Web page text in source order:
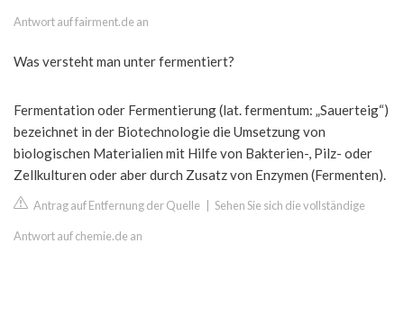
Antwort auf fairment.de an
Was versteht man unter fermentiert?
Fermentation oder Fermentierung (lat. fermentum: „Sauerteig“)
bezeichnet in der Biotechnologie die Umsetzung von
biologischen Materialien mit Hilfe von Bakterien-, Pilz- oder
Zellkulturen oder aber durch Zusatz von Enzymen (Fermenten).
Antrag auf Entfernung der Quelle Sehen Sie sich die vollständige
Antwort auf chemie.de an